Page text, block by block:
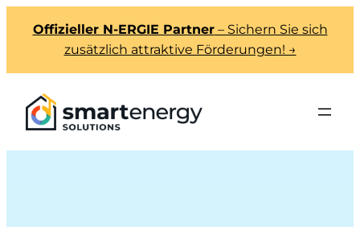
Offizieller N-ERGIE Partner– Sichern Sie sich
zusätzlich attraktive Förderungen! →